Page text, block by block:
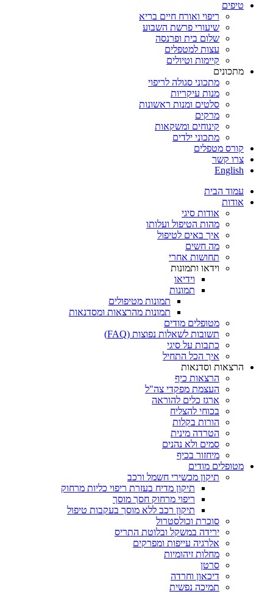
טיפים
ריפוי ואורח חיים בריא
שיעורי פרשת השבוע
שלום בית ופרנסה
עצות למטפלים
קיימות וטיולים
מתכונים
מתכוני סגולה לריפוי
מנות עיקריות
סלטים ומנות ראשונות
מרקים
קינוחים ומשקאות
מתכוני ילדים
קורס מטפלים
צרו קשר
English
עמוד הבית
אודות
אודות סיגי
מהות הטיפול ועלותו
איך באים לטיפול
מה חשים
תחושות אחרי
וידאו ותמונות
וידיאו
תמונות
תמונות מטיפולים
תמונות מהרצאות ומסדנאות
מטופלים מודים
תשובות לשאלות נפוצות (FAQ)
כתבות על סיגי
איך הכל התחיל
הרצאות וסדנאות
הרצאות כיף
העצמת מפקדי צה"ל
ארגז כלים להוראה
בכוחי להצליח
הורות בקלות
הטרדה מינית
סמים ולא נהנים
מיחזור בכיף
מטופלים מודים
תיקון מכשירי חשמל ורכב
תיקון מדיח בעזרת ריפוי כליות מרחוק
ריפוי מרחוק חסך מוסך
תיקון רכב ללא מוסך בעקבות טיפול
סוכרת וכולסטרול
ירידה במשקל ובלוטת התריס
אלרגיה עייפות ומפרקים
מחלות זיהומיות
סרטן
דיכאון וחרדה
תמיכה נפשית